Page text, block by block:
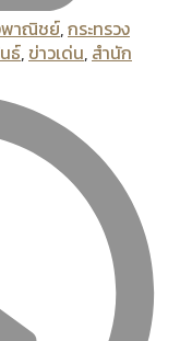
พาณิชย์,กระทรวง
ธ์, ข่าวเด่น, สํานัก